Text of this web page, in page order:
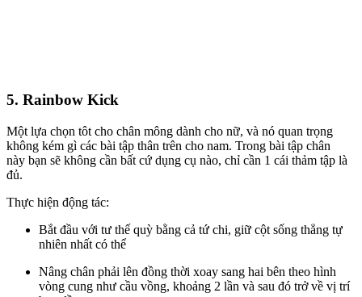
5. Rainbow Kick
Một lựa chọn tôt cho chân mông dành cho nữ, và nó quan trọng
không kém gì các bài tập thân trên cho nam. Trong bài tập chân
này bạn sẽ không cần bất cứ dụng cụ nào, chỉ cần 1 cái thảm tập là
đủ.
Thực hiện động tác:
Bắt đầu với tư thế quỳ bằng cả tứ chi, giữ cột sống thẳng tự
nhiên nhất có thể
Nâng chân phải lên đồng thời xoay sang hai bên theo hình
vòng cung như cầu vồng, khoảng 2 lần và sau đó trở về vị trí